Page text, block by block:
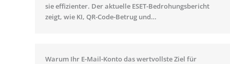
sie effizienter. Der aktuelle ESET-Bedrohungsbericht
zeigt, wie KI, QR-Code-Betrug und…
Warum Ihr E-Mail-Konto das wertvollste Ziel für